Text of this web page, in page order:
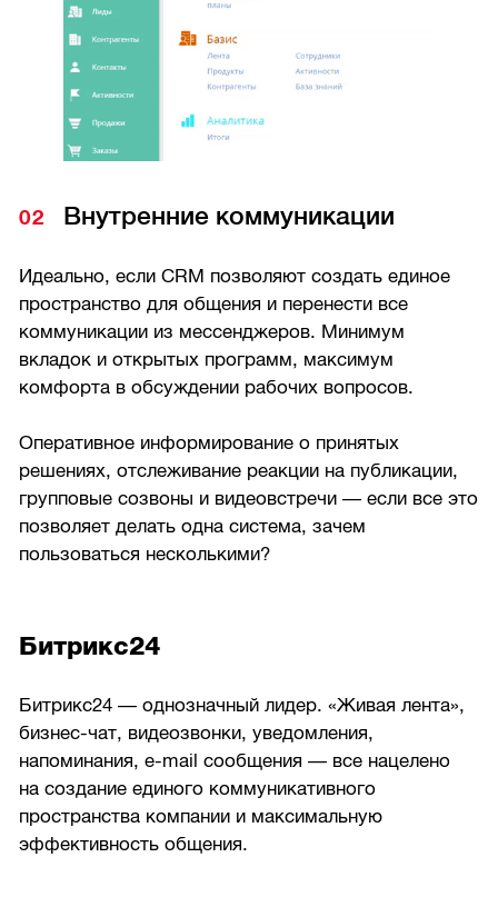
Внутренние коммуникации
Идеально, если CRM позволяют создать единое
пространство для общения и перенести все
коммуникации из мессенджеров. Минимум
вкладок и открытых программ, максимум
комфорта в обсуждении рабочих вопросов.
Оперативное информирование о принятых
решениях, отслеживание реакции на публикации,
групповые созвоны и видеовстречи — если все это
позволяет делать одна система, зачем
пользоваться несколькими?
Битрикс24
Битрикс24 — однозначный лидер. «Живая лента»,
бизнес-чат, видеозвонки, уведомления,
напоминания, e-mail сообщения — все нацелено
на создание единого коммуникативного
пространства компании и максимальную
эффективность общения.